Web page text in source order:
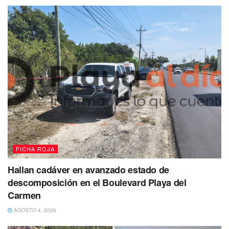
FICHA ROJA
Hallan cadáver en avanzado estado de
descomposición en el Boulevard Playa del
Carmen
AGOSTO 4, 2026